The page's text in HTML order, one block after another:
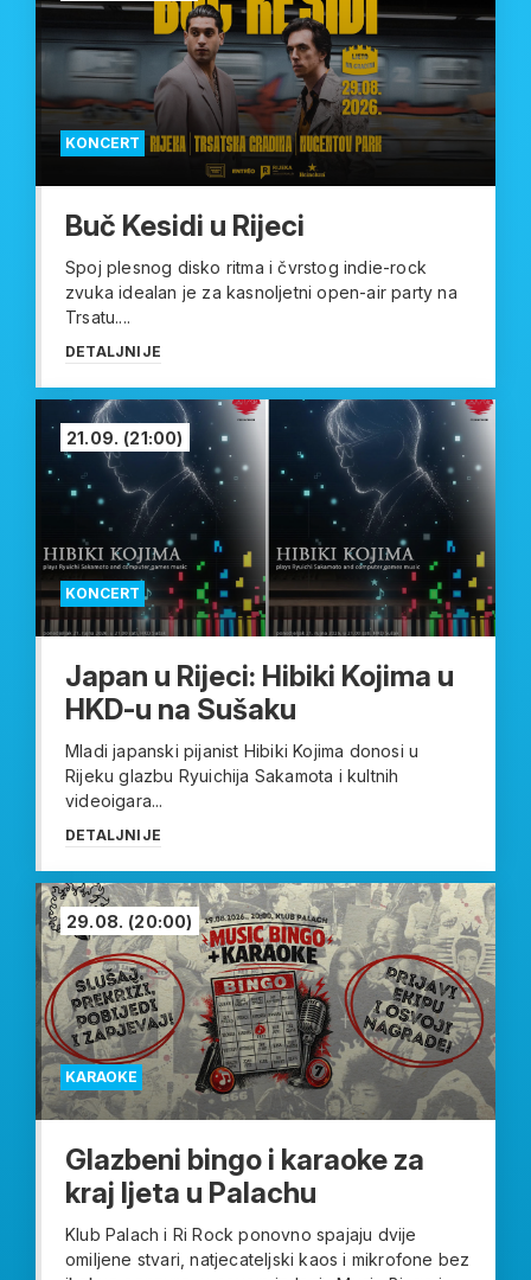
KONCERT
Buč Kesidi u Rijeci
Spoj plesnog disko ritma i čvrstog indie-rock
zvuka idealan je za kasnoljetni open-air party na
Trsatu....
DETALJNIJE
KONCERT
21.09. (21:00)
Japan u Rijeci: Hibiki Kojima u
HKD-u na Sušaku
Mladi japanski pijanist Hibiki Kojima donosi u
Rijeku glazbu Ryuichija Sakamota i kultnih
videoigara...
DETALJNIJE
KARAOKE
29.08. (20:00)
Glazbeni bingo i karaoke za
kraj ljeta u Palachu
Klub Palach i Ri Rock ponovno spajaju dvije
omiljene stvari, natjecateljski kaos i mikrofone bez